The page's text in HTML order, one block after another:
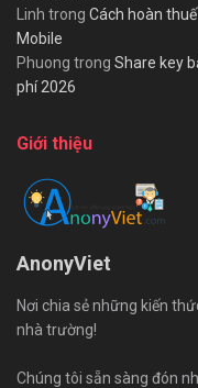
Linh trong Cách hoàn
Mobile
Phuong trong Share key
phí 2026
Giới thiệu
AnonyViet
Nơi chia sẻ những kiến
nhà trường!
Chúng tôi sẵn sàng đón